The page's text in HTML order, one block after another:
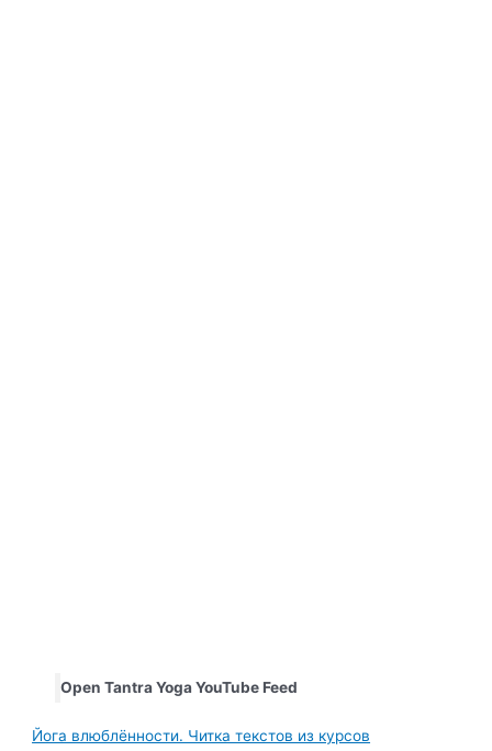
Open Tantra Yoga YouTube Feed
Йога влюблённости. Читка текстов из курсов